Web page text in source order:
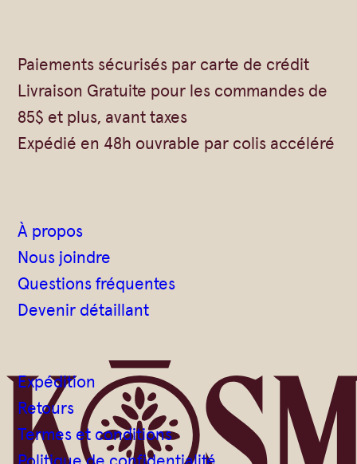
Savons moulés
Beurre de Karité
Végétales
Barres détachantes
Savons sur corde
Argiles
Crèmes visages
Eaux florales
Huiles à massage
Hydratants
Savons en barre
Savons en barre
Huiles
Shampoings
Livres
Paiements sécurisés par carte de crédit
Livraison Gratuite pour les commandes de
85$ et plus, avant taxes
Expédié en 48h ouvrable par colis accéléré
À propos
Nous joindre
Questions fréquentes
Devenir détaillant
Expédition
Retours
Termes et conditions
Politique de confidentialité